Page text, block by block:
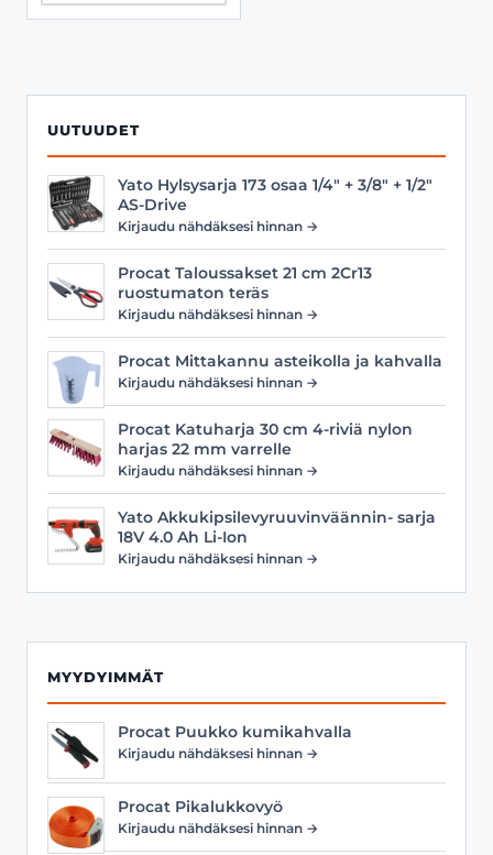
UUTUUDET
Yato Hylsysarja 173 osaa 1/4" + 3/8" + 1/2"
AS-Drive
Kirjaudu nähdäksesi hinnan →
Procat Taloussakset 21 cm 2Cr13
ruostumaton teräs
Kirjaudu nähdäksesi hinnan →
Procat Mittakannu asteikolla ja kahvalla
Kirjaudu nähdäksesi hinnan →
Procat Katuharja 30 cm 4-riviä nylon
harjas 22 mm varrelle
Kirjaudu nähdäksesi hinnan →
Yato Akkukipsilevyruuvinväännin- sarja
18V 4.0 Ah Li-Ion
Kirjaudu nähdäksesi hinnan →
MYYDYIMMÄT
Procat Puukko kumikahvalla
Kirjaudu nähdäksesi hinnan →
Procat Pikalukkovyö
Kirjaudu nähdäksesi hinnan →